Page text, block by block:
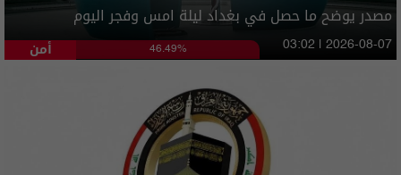
مصدر يوضح ما حصل في بغداد ليلة امس وفجر اليوم
أمن 46.49% 03:02 | 2026-08-07